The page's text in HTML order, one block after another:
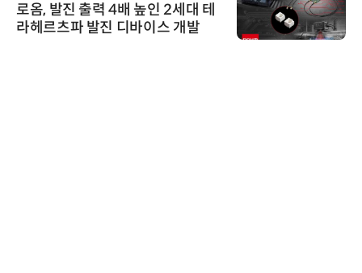
로옴, 발진 출력 4배 높인 2세대 테
라헤르츠파 발진 디바이스 개발